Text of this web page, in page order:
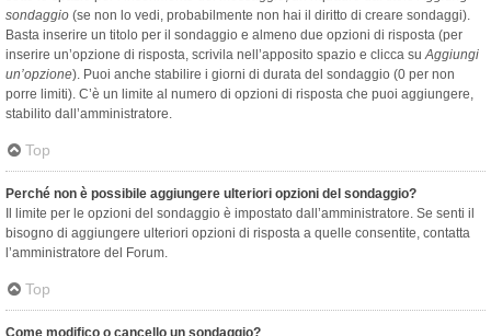
sondaggio (se non lo vedi, probabilmente non hai il diritto di creare sondaggi).
Basta inserire un titolo per il sondaggio e almeno due opzioni di risposta (per
inserire un’opzione di risposta, scrivila nell’apposito spazio e clicca suAggiungi
un’opzione). Puoi anche stabilire i giorni di durata del sondaggio (0 per non
porre limiti). C’è un limite al numero di opzioni di risposta che puoi aggiungere,
stabilito dall’amministratore.
Top
Perché non è possibile aggiungere ulteriori opzioni del sondaggio?
Il limite per le opzioni del sondaggio è impostato dall’amministratore. Se senti il
bisogno di aggiungere ulteriori opzioni di risposta a quelle consentite, contatta
l’amministratore del Forum.
Top
Come modifico o cancello un sondaggio?